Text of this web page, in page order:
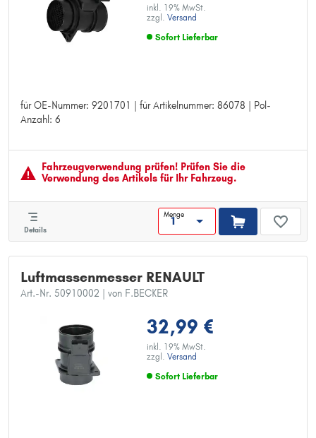
inkl. 19% MwSt.
zzgl. Versand
Sofort Lieferbar
für OE-Nummer: 9201701 | für Artikelnummer: 86078 | Pol-
Anzahl: 6
für OE-Nummer: 9201701
für Artikelnummer: 86078
Fahrzeugver­wendung prüfen! Prüfen Sie die
Verwendung des Artikels für Ihr Fahrzeug.
Details
Menge
Luftmassenmesser RENAULT
Art.-Nr. 50910002 | von F.BECKER
32,99 €
inkl. 19% MwSt.
zzgl. Versand
Sofort Lieferbar